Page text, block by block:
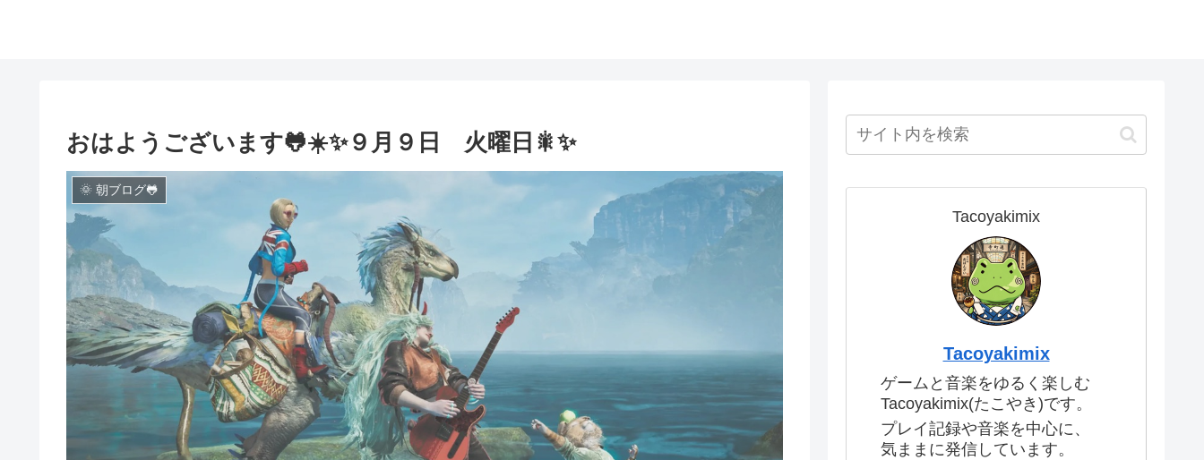
おはようございます🐸☀️✨９月９日 火曜日🎇✨
🌞 朝ブログ🐸
Tacoyakimix
Tacoyakimix
ゲームと音楽をゆるく楽しむ
Tacoyakimix(たこやき)です。
プレイ記録や音楽を中心に、
気ままに発信しています。